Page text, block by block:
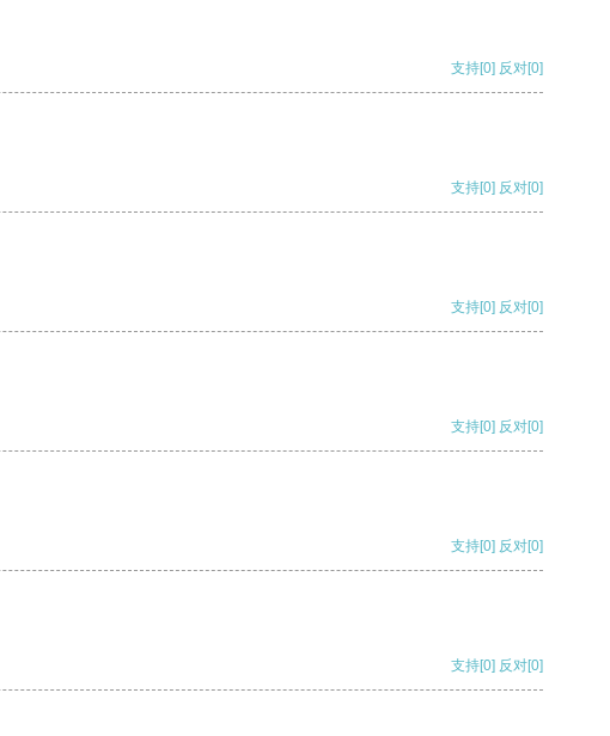
支持[0] 反对[0]
支持[0] 反对[0]
支持[0] 反对[0]
支持[0] 反对[0]
支持[0] 反对[0]
支持[0] 反对[0]